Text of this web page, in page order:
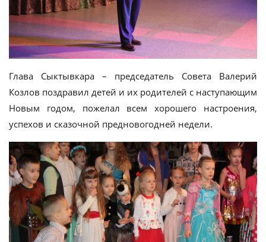
Глава Сыктывкара – председатель Совета Валерий
Козлов поздравил детей и их родителей с наступающим
Новым годом, пожелал всем хорошего настроения,
успехов и сказочной предновогодней недели.